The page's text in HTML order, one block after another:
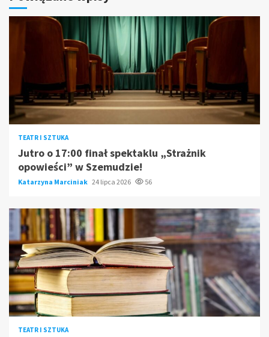
TEATR I SZTUKA
Jutro o 17:00 finał spektaklu „Strażnik
opowieści” w Szemudzie!
Katarzyna Marciniak 24 lipca 2026 56
TEATR I SZTUKA